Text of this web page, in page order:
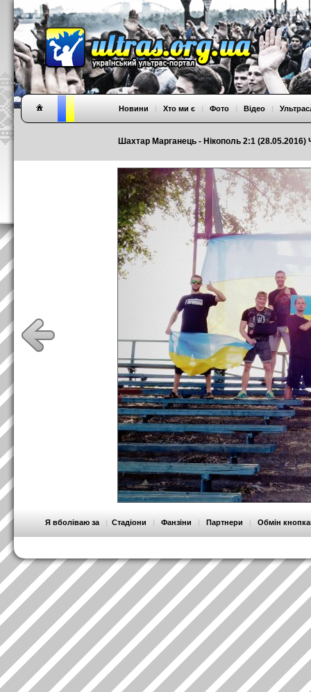
Шахтар Марганець - Нікополь 2:1 (28.05.2016)
Новини | Хто ми є | Фото | Відео |
Я вболіваю за | Стадіони | Фанзіни | Партнери | Обмін